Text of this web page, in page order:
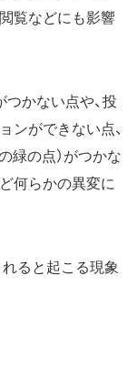
覧などにも影響
かない点や、投
ンができない点、
緑の点）がつかな
何らかの異変に
ると起こる現象